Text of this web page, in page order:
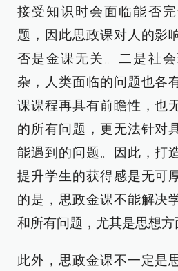
接受知识时会面临能否
题，因此思政课对人的影
否是金课无关。二是社
杂，人类面临的问题也各
课课程再具有前瞻性，也
的所有问题，更无法针对
能遇到的问题。因此，打
提升学生的获得感是无可
的是，思政金课不能解决
和所有问题，尤其是思想方
此外，思政金课不一定是